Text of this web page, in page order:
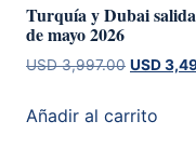
Turquía y Dubai
de mayo 2026
USD3,997.00 El
original
USD
Añadir al carrito